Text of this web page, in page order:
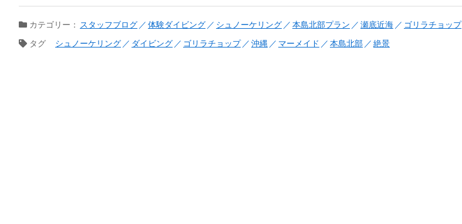
カテゴリー： スタッフブログ 体験ダイビング シュノーケリング 本島北部プラン 瀬底近海
ゴリラチョップ
タグ
シュノーケリング ダイビング ゴリラチョップ 沖縄 マーメイド 本島北部 絶景